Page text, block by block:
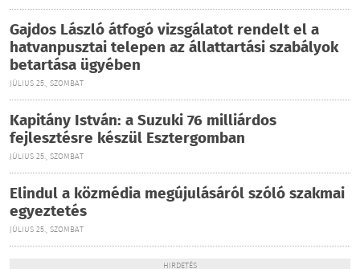
Gajdos László átfogó vizsgálatot rendelt el a
hatvanpusztai telepen az állattartási szabályok
betartása ügyében
JÚLIUS 25., SZOMBAT
Kapitány István: a Suzuki 76 milliárdos
fejlesztésre készül Esztergomban
JÚLIUS 25., SZOMBAT
Elindul a közmédia megújulásáról szóló szakmai
egyeztetés
JÚLIUS 25., SZOMBAT
HIRDETÉS